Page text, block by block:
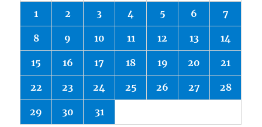
1 2 3 4 5 6 7
8 9 10 11 12 13 14
15 16 17 18 19 20 21
22 23 24 25 26 27 28
29 30 31